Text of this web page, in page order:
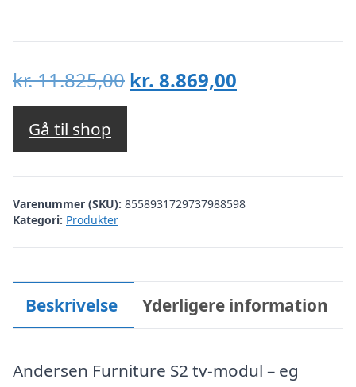
kr.11.825,00 Den
kr. 11.825,00.
kr. 8.869,00
kr. 8.869,00.
Gå til shop
Varenummer (SKU): 8558931729737988598
Kategori: Produkter
Beskrivelse Yderligere information
Andersen Furniture S2 tv-modul – eg